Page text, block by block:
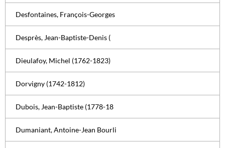
Desfontaines, François-Georges
Desprès, Jean-Baptiste-Denis (
Dieulafoy, Michel (1762-1823)
Dorvigny (1742-1812)
Dubois, Jean-Baptiste (1778-18
Dumaniant, Antoine-Jean Bourli